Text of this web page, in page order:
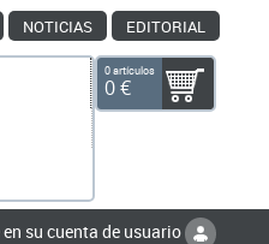
NOTICIAS EDITORIAL
0 artículos
0 €
en su cuenta de usuario